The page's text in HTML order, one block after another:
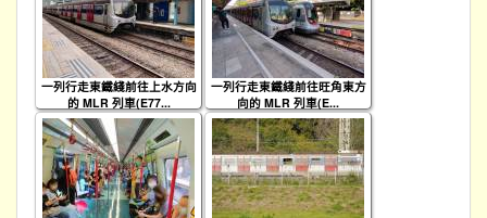
一列行走東鐵綫前往上水方向
的 MLR 列車(E77...
一列行走東鐵綫前往旺角東方
向的 MLR 列車(E...